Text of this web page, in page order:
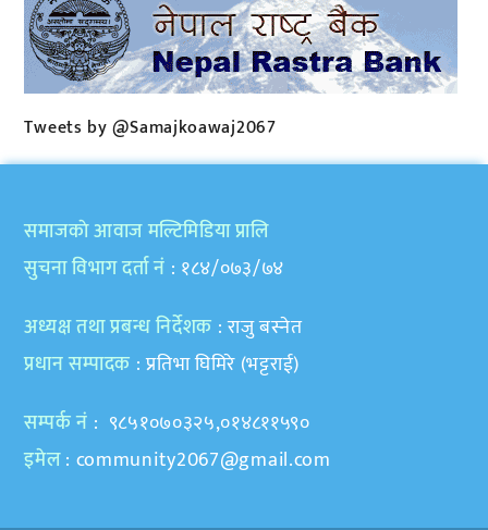
Tweets by @Samajkoawaj2067
समाजकाे आवाज मल्टिमिडिया प्रालि
सुचना विभाग दर्ता नं : १८४/०७३/७४
अध्यक्ष तथा प्रबन्ध निर्देशक : राजु बस्नेत
प्रधान सम्पादक : प्रतिभा घिमिरे (भट्टराई)
सम्पर्क नं : ९८५१०७०३२५,०१४८११५९०
इमेल: community2067@gmail.com